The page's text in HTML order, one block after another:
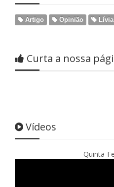
Artigo Opinião
Curta a nossa
Vídeos
Quinta-